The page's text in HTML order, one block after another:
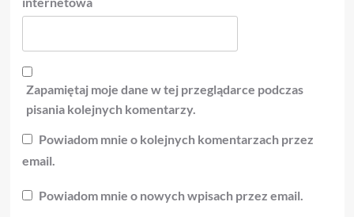
Zapamiętaj moje dane w tej przeglądarce podczas
pisania kolejnych komentarzy.
Powiadom mnie o kolejnych komentarzach przez
email.
Powiadom mnie o nowych wpisach przez email.